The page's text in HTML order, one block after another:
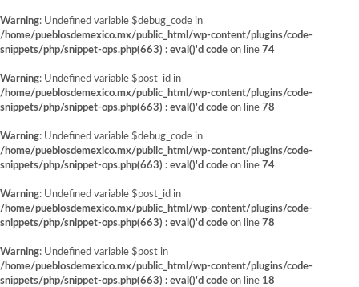
Warning: Undefined variable $debug_code in
/home/pueblosdemexico.mx/public_html/wp-content/plugins/code-
snippets/php/snippet-ops.php(663) : eval()'d code on line 74
Warning: Undefined variable $post_id in
/home/pueblosdemexico.mx/public_html/wp-content/plugins/code-
snippets/php/snippet-ops.php(663) : eval()'d code on line 78
Warning: Undefined variable $debug_code in
/home/pueblosdemexico.mx/public_html/wp-content/plugins/code-
snippets/php/snippet-ops.php(663) : eval()'d code on line 74
Warning: Undefined variable $post_id in
/home/pueblosdemexico.mx/public_html/wp-content/plugins/code-
snippets/php/snippet-ops.php(663) : eval()'d code on line 78
Warning: Undefined variable $post in
/home/pueblosdemexico.mx/public_html/wp-content/plugins/code-
snippets/php/snippet-ops.php(663) : eval()'d code on line 18